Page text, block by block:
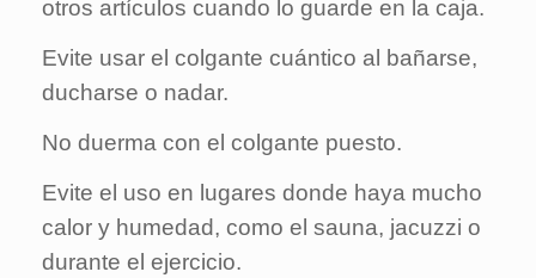
otros artículos cuando lo guarde en la caja.
Evite usar el colgante cuántico al bañarse,
ducharse o nadar.
No duerma con el colgante puesto.
Evite el uso en lugares donde haya mucho
calor y humedad, como el sauna, jacuzzi o
durante el ejercicio.